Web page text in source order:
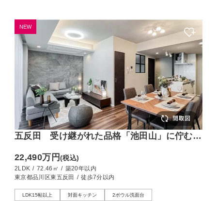
NEW
五反田 受け継がれた品格「池田山」に佇む低
22,490万円(税込)
2LDK / 72.46㎡ / 築20年以内
東京都品川区東五反田 / 徒歩7分以内
LDK15帖以上 対面キッチン 2ボウル洗面台